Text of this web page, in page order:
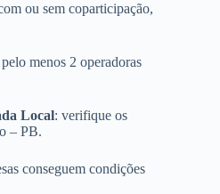
ou sem coparticipação,
menos 2 operadoras
Local: verifique os
– PB.
conseguem condições